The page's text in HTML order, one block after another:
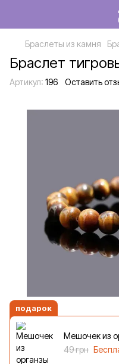
Браслеты из камня
Браслет
Артикул: 196 Оставить
подарок
Мешочек из
49 грн